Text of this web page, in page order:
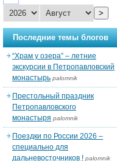
>
Последние темы блогов
“Храм у озера” – летние
экскурсии в Петропавловский
монастырь palomnik
Престольный праздник
Петропавловского
монастыря palomnik
Поездки по России 2026 –
специально для
дальневосточников ! palomnik